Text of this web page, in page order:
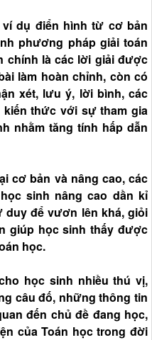
ví dụ điển hình từ cơ bản
phương pháp giải toán
chính là các lời giải được
làm hoàn chỉnh, còn có
xét, lưu ý, lời bình, các
thức với sự tham gia
nhằm tăng tính hấp dẫn
cơ bản và nâng cao, các
sinh nâng cao dần kỉ
duy để vươn lên khá, giỏi
giúp học sinh thấy được
học.
học sinh nhiều thú vị,
câu đố, những thông tin
đến chủ đề đang học,
của Toán học trong đời